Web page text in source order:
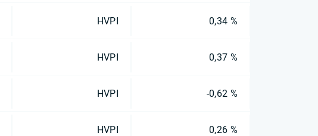
HVPI 0,34 %
HVPI 0,37 %
HVPI -0,62 %
HVPI 0,26 %